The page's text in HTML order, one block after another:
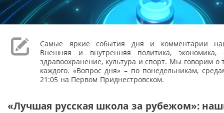
Самые яркие события дня и комментарии
Внешняя и внутренняя политика, экономика,
здравоохранение, культура и спорт. Мы говорим о
каждого. «Вопрос дня» – по понедельникам,
21:05 на Первом Приднестровском.
«Лучшая русская школа за рубежом»: